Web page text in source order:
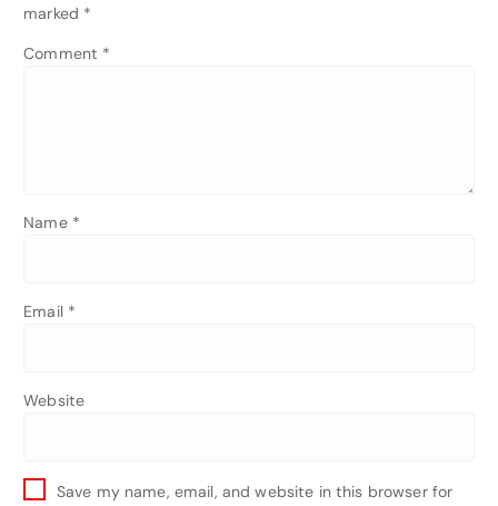
marked *
Comment *
Name *
Email *
Website
Save my name, email, and website in this browser for